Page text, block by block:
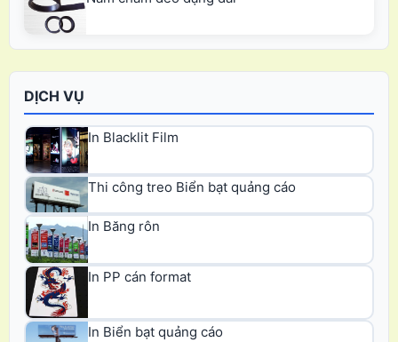
DỊCH VỤ
In Blacklit Film
Thi công treo Biển bạt quảng cáo
In Băng rôn
In PP cán format
In Biển bạt quảng cáo